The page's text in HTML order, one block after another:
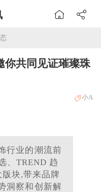
你共同见证璀璨珠
小A
行业的潮流前
、TREND 趋
块,带来品牌
洞察和创新解